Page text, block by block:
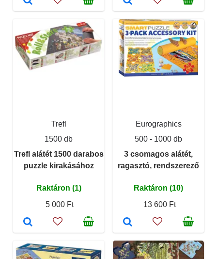
Trefl
1500 db
Trefl alátét 1500 darabos
puzzle kirakásához
Raktáron (1)
5 000 Ft
Eurographics
500 - 1000 db
3 csomagos alátét,
ragasztó, rendszerező
Raktáron (10)
13 600 Ft